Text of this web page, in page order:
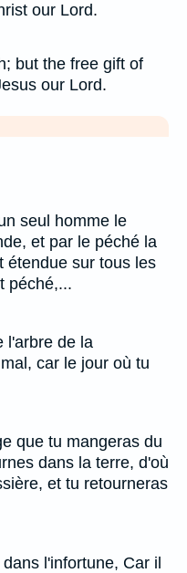
our Lord.
but the free gift of
our Lord.
seul homme le
et par le péché la
étendue sur tous les
péché,...
l'arbre de la
car le jour où tu
que tu mangeras du
dans la terre, d'où
et tu retourneras
l'infortune, Car il